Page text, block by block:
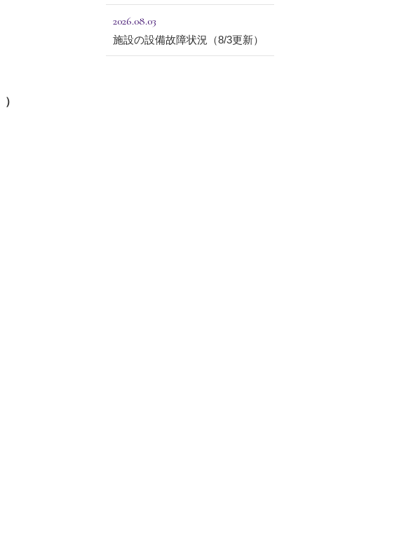
）
2026.08.03
施設の設備故障状況（8/3更新）